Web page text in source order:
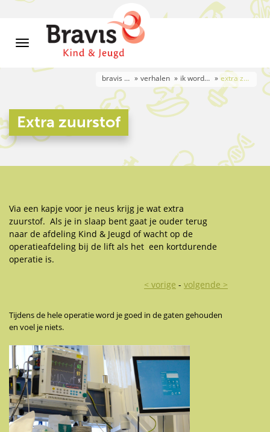
bravis kind & jeugd 7-12 jaar verhalen ik word geopereerd extra zuurstof
Extra zuurstof
Via een kapje voor je neus krijg je wat extra
zuurstof. Als je in slaap bent gaat je ouder terug
naar de afdeling Kind & Jeugd of wacht op de
operatieafdeling bij de lift als het een kortdurende
operatie is.
< vorige - volgende >
Tijdens de hele operatie word je goed in de gaten gehouden
en voel je niets.